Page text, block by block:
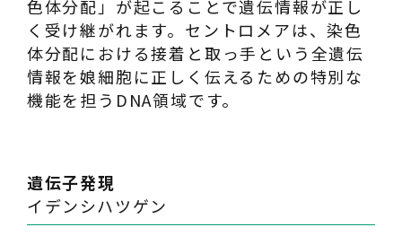
色体分配」が起こることで遺伝情報が正し
く受け継がれます。セントロメアは、染色
体分配における接着と取っ手という全遺伝
情報を娘細胞に正しく伝えるための特別な
機能を担うDNA領域です。
遺伝子発現
イデンシハツゲン